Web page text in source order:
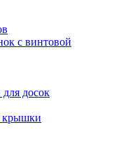
с винтовой
досок
крышки